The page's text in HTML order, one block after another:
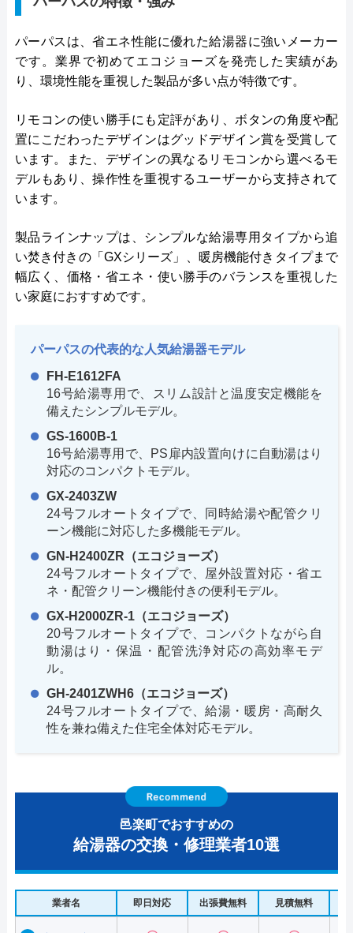
パーパスは、省エネ性能に優れた給湯器に強いメーカー
です。業界で初めてエコジョーズを発売した実績があ
り、環境性能を重視した製品が多い点が特徴です。
リモコンの使い勝手にも定評があり、ボタンの角度や配
置にこだわったデザインはグッドデザイン賞を受賞して
います。また、デザインの異なるリモコンから選べるモ
デルもあり、操作性を重視するユーザーから支持されて
います。
製品ラインナップは、シンプルな給湯専用タイプから追
い焚き付きの「GXシリーズ」、暖房機能付きタイプまで
幅広く、価格・省エネ・使い勝手のバランスを重視した
い家庭におすすめです。
パーパスの代表的な人気給湯器モデル
FH-E1612FA
16号給湯専用で、スリム設計と温度安定機能を
備えたシンプルモデル。
GS-1600B-1
16号給湯専用で、PS扉内設置向けに自動湯はり
対応のコンパクトモデル。
GX-2403ZW
24号フルオートタイプで、同時給湯や配管クリ
ーン機能に対応した多機能モデル。
GN-H2400ZR（エコジョーズ）
24号フルオートタイプで、屋外設置対応・省エ
ネ・配管クリーン機能付きの便利モデル。
GX-H2000ZR-1（エコジョーズ）
20号フルオートタイプで、コンパクトながら自
動湯はり・保温・配管洗浄対応の高効率モデ
ル。
GH-2401ZWH6（エコジョーズ）
24号フルオートタイプで、給湯・暖房・高耐久
性を兼ね備えた住宅全体対応モデル。
邑楽町でおすすめの
給湯器の交換・修理業者10選
業者名 即日対応 出張費無料 見積無料